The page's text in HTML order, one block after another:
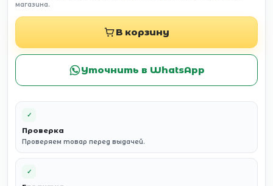
магазина.
В корзину
Уточнить в WhatsApp
✓
Проверка
Проверяем товар перед выдачей.
✓